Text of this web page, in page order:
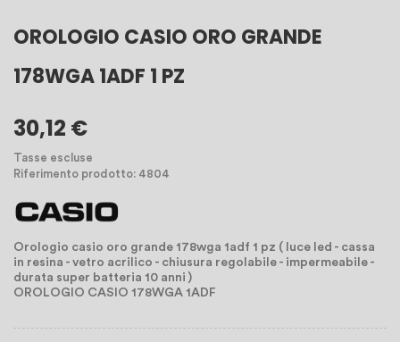
OROLOGIO CASIO ORO GRANDE
178WGA 1ADF 1 PZ
30,12 €
Tasse escluse
Riferimento prodotto: 4804
Orologio casio oro grande 178wga 1adf 1 pz ( luce led - cassa
in resina - vetro acrilico - chiusura regolabile - impermeabile -
durata super batteria 10 anni )
OROLOGIO CASIO 178WGA 1ADF